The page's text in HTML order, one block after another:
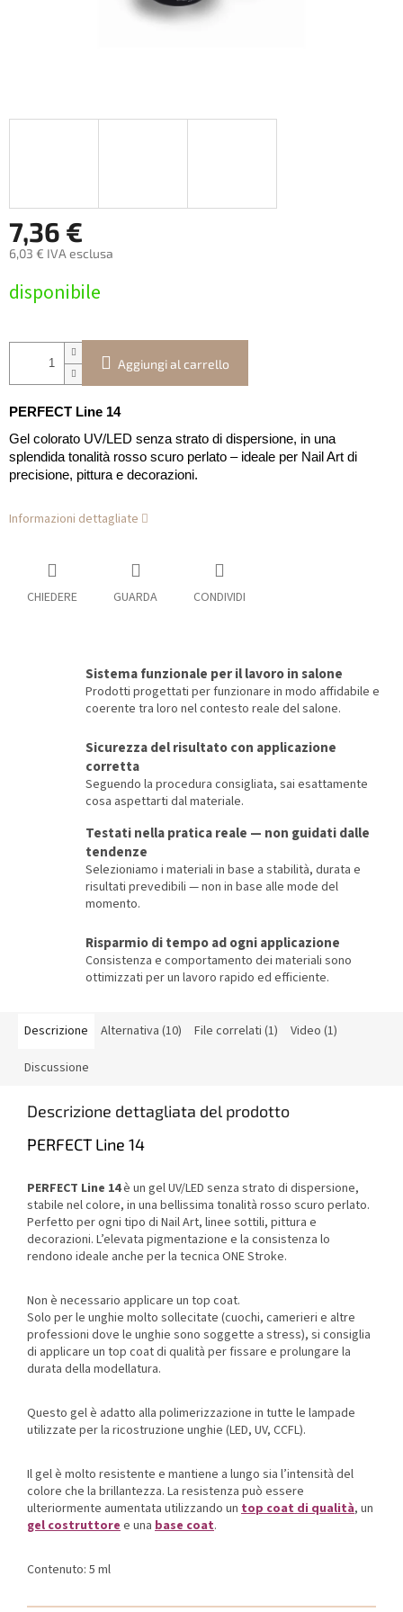
7,36 €
6,03 € IVA esclusa
della
disponibile
Aggiungi al carrello
PERFECT Line 14
Gel colorato UV/LED senza strato di dispersione, in una
splendida tonalità rosso scuro perlato – ideale per Nail Art di
precisione, pittura e decorazioni.
Informazioni dettagliate
CHIEDERE GUARDA CONDIVIDI
Sistema funzionale per il lavoro in salone
Prodotti progettati per funzionare in modo affidabile e
coerente tra loro nel contesto reale del salone.
Sicurezza del risultato con applicazione
corretta
Seguendo la procedura consigliata, sai esattamente
cosa aspettarti dal materiale.
Testati nella pratica reale — non guidati dalle
tendenze
Selezioniamo i materiali in base a stabilità, durata e
risultati prevedibili — non in base alle mode del
momento.
Risparmio di tempo ad ogni applicazione
Consistenza e comportamento dei materiali sono
ottimizzati per un lavoro rapido ed efficiente.
Descrizione Alternativa (10) File correlati (1) Video (1)
Discussione
Descrizione dettagliata del prodotto
PERFECT Line 14
PERFECT Line 14è un gel UV/LED senza strato di dispersione,
stabile nel colore, in una bellissima tonalità rosso scuro perlato.
Perfetto per ogni tipo di Nail Art, linee sottili, pittura e
decorazioni. L’elevata pigmentazione e la consistenza lo
rendono ideale anche per la tecnica ONE Stroke.
Non è necessario applicare un top coat.
Solo per le unghie molto sollecitate (cuochi, camerieri e altre
professioni dove le unghie sono soggette a stress), si consiglia
di applicare un top coat di qualità per fissare e prolungare la
durata della modellatura.
Questo gel è adatto alla polimerizzazione in tutte le lampade
utilizzate per la ricostruzione unghie (LED, UV, CCFL).
Il gel è molto resistente e mantiene a lungo sia l’intensità del
colore che la brillantezza. La resistenza può essere
ulteriormente aumentata utilizzando un top coat di qualità, un
gel costruttoree una base coat.
Contenuto: 5 ml